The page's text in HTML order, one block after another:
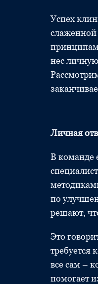
Успех
слаженной
нес
Личная
В команде
по
решают,
Это
требуется
все сам –
помогает